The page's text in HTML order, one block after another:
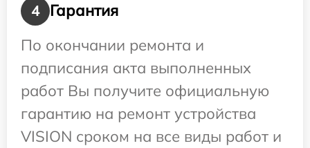
4
Гарантия
По окончании ремонта и
подписания акта выполненных
работ Вы получите официальную
гарантию на ремонт устройства
VISION сроком на все виды работ и